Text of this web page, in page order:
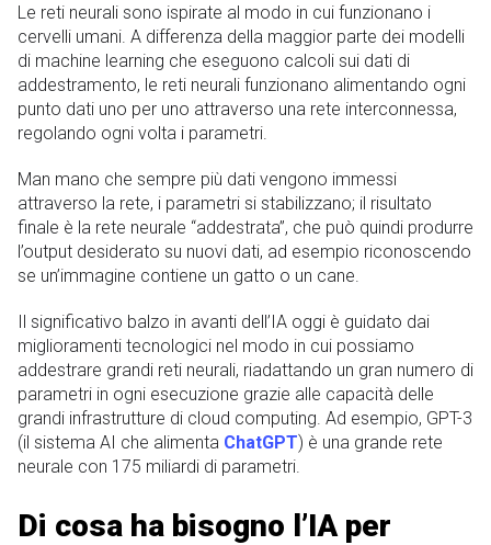
Le reti neurali sono ispirate al modo in cui funzionano i
cervelli umani. A differenza della maggior parte dei modelli
di machine learning che eseguono calcoli sui dati di
addestramento, le reti neurali funzionano alimentando ogni
punto dati uno per uno attraverso una rete interconnessa,
regolando ogni volta i parametri.
Man mano che sempre più dati vengono immessi
attraverso la rete, i parametri si stabilizzano; il risultato
finale è la rete neurale “addestrata”, che può quindi produrre
l’output desiderato su nuovi dati, ad esempio riconoscendo
se un’immagine contiene un gatto o un cane.
Il significativo balzo in avanti dell’IA oggi è guidato dai
miglioramenti tecnologici nel modo in cui possiamo
addestrare grandi reti neurali, riadattando un gran numero di
parametri in ogni esecuzione grazie alle capacità delle
grandi infrastrutture di cloud computing. Ad esempio, GPT-3
(il sistema AI che alimenta ChatGPT) è una grande rete
neurale con 175 miliardi di parametri.
Di cosa ha bisogno l’IA per